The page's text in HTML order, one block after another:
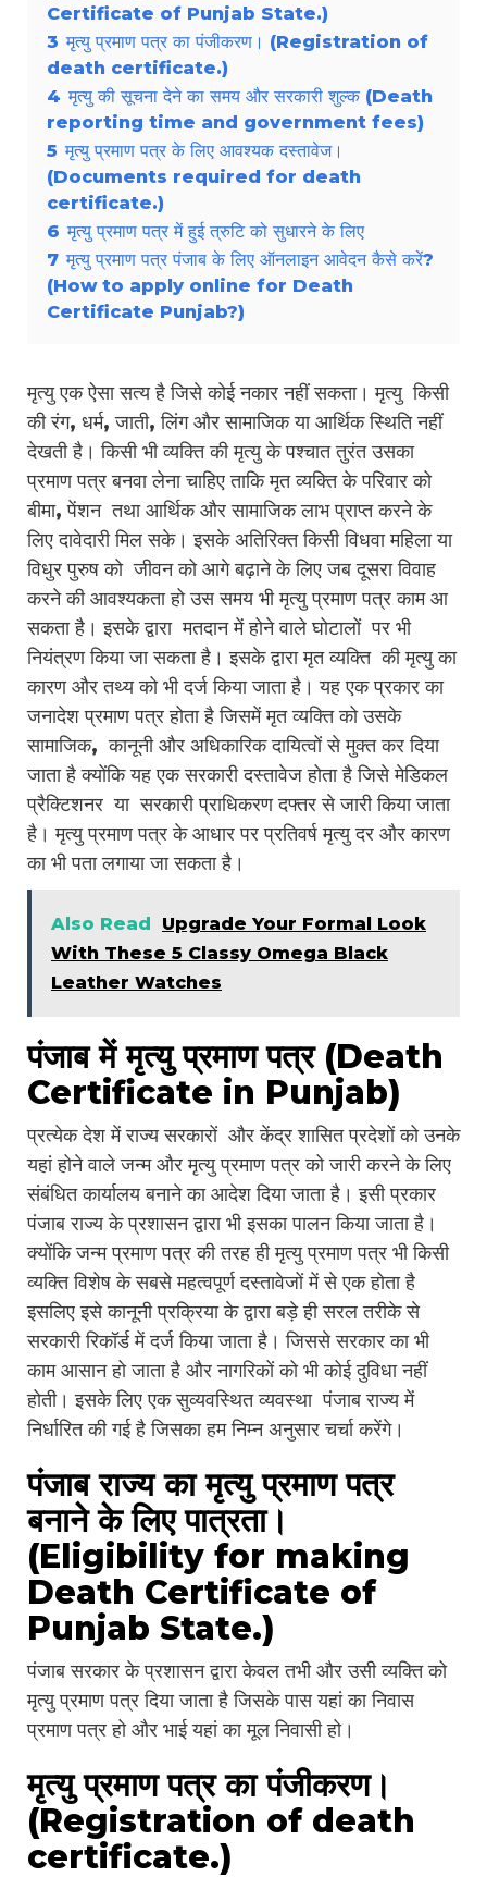
Certificate of Punjab State.)
3 मृत्यु प्रमाण पत्र का पंजीकरण। (Registration of
death certificate.)
4 मृत्यु की सूचना देने का समय और सरकारी शुल्क (Death
reporting time and government fees)
5 मृत्यु प्रमाण पत्र के लिए आवश्यक दस्तावेज।
(Documents required for death
certificate.)
6 मृत्यु प्रमाण पत्र में हुई त्रुटि को सुधारने के लिए
7 मृत्यु प्रमाण पत्र पंजाब के लिए ऑनलाइन आवेदन कैसे करें?
(How to apply online for Death
Certificate Punjab?)
मृत्यु एक ऐसा सत्य है जिसे कोई नकार नहीं सकता। मृत्यु किसी
की रंग, धर्म, जाती, लिंग और सामाजिक या आर्थिक स्थिति नहीं
देखती है। किसी भी व्यक्ति की मृत्यु के पश्चात तुरंत उसका
प्रमाण पत्र बनवा लेना चाहिए ताकि मृत व्यक्ति के परिवार को
बीमा, पेंशन तथा आर्थिक और सामाजिक लाभ प्राप्त करने के
लिए दावेदारी मिल सके। इसके अतिरिक्त किसी विधवा महिला या
विधुर पुरुष को जीवन को आगे बढ़ाने के लिए जब दूसरा विवाह
करने की आवश्यकता हो उस समय भी मृत्यु प्रमाण पत्र काम आ
सकता है। इसके द्वारा मतदान में होने वाले घोटालों पर भी
नियंत्रण किया जा सकता है। इसके द्वारा मृत व्यक्ति की मृत्यु का
कारण और तथ्य को भी दर्ज किया जाता है। यह एक प्रकार का
जनादेश प्रमाण पत्र होता है जिसमें मृत व्यक्ति को उसके
सामाजिक, कानूनी और अधिकारिक दायित्वों से मुक्त कर दिया
जाता है क्योंकि यह एक सरकारी दस्तावेज होता है जिसे मेडिकल
प्रैक्टिशनर या सरकारी प्राधिकरण दफ्तर से जारी किया जाता
है। मृत्यु प्रमाण पत्र के आधार पर प्रतिवर्ष मृत्यु दर और कारण
का भी पता लगाया जा सकता है।
Also Read
Upgrade Your Formal Look
With These 5 Classy Omega Black
Leather Watches
पंजाब में मृत्यु प्रमाण पत्र (Death
Certificate in Punjab)
प्रत्येक देश में राज्य सरकारों और केंद्र शासित प्रदेशों को उनके
यहां होने वाले जन्म और मृत्यु प्रमाण पत्र को जारी करने के लिए
संबंधित कार्यालय बनाने का आदेश दिया जाता है। इसी प्रकार
पंजाब राज्य के प्रशासन द्वारा भी इसका पालन किया जाता है।
क्योंकि जन्म प्रमाण पत्र की तरह ही मृत्यु प्रमाण पत्र भी किसी
व्यक्ति विशेष के सबसे महत्वपूर्ण दस्तावेजों में से एक होता है
इसलिए इसे कानूनी प्रक्रिया के द्वारा बड़े ही सरल तरीके से
सरकारी रिकॉर्ड में दर्ज किया जाता है। जिससे सरकार का भी
काम आसान हो जाता है और नागरिकों को भी कोई दुविधा नहीं
होती। इसके लिए एक सुव्यवस्थित व्यवस्था पंजाब राज्य में
निर्धारित की गई है जिसका हम निम्न अनुसार चर्चा करेंगे।
पंजाब राज्य का मृत्यु प्रमाण पत्र
बनाने के लिए पात्रता।
(Eligibility for making
Death Certificate of
Punjab State.)
पंजाब सरकार के प्रशासन द्वारा केवल तभी और उसी व्यक्ति को
मृत्यु प्रमाण पत्र दिया जाता है जिसके पास यहां का निवास
प्रमाण पत्र हो और भाई यहां का मूल निवासी हो।
मृत्यु प्रमाण पत्र का पंजीकरण।
(Registration of death
certificate.)